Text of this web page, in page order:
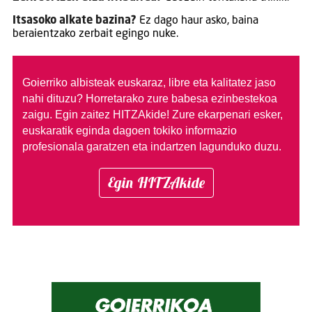
Itsasoko alkate bazina? Ez dago haur asko, baina
beraientzako zerbait egingo nuke.
Goierriko albisteak euskaraz, libre eta kalitatez jaso
nahi dituzu? Horretarako zure babesa ezinbestekoa
zaigu. Egin zaitez HITZAkide! Zure ekarpenari esker,
euskaratik eginda dagoen tokiko informazio
profesionala garatzen eta indartzen lagunduko duzu.
Egin HITZAkide